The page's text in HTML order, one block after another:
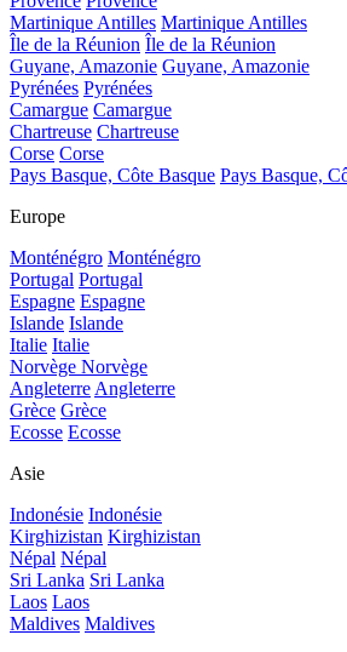
Martinique Antilles Martinique Antilles
Île de la Réunion Île de la Réunion
Guyane, Amazonie Guyane, Amazonie
Pyrénées Pyrénées
Camargue Camargue
Chartreuse Chartreuse
Corse Corse
Pays Basque, Côte Basque Pays Basque,
Europe
Monténégro Monténégro
Portugal Portugal
Espagne Espagne
Islande Islande
Italie Italie
Norvège Norvège
Angleterre Angleterre
Grèce Grèce
Ecosse Ecosse
Asie
Indonésie Indonésie
Kirghizistan Kirghizistan
Népal Népal
Sri Lanka Sri Lanka
Laos Laos
Maldives Maldives